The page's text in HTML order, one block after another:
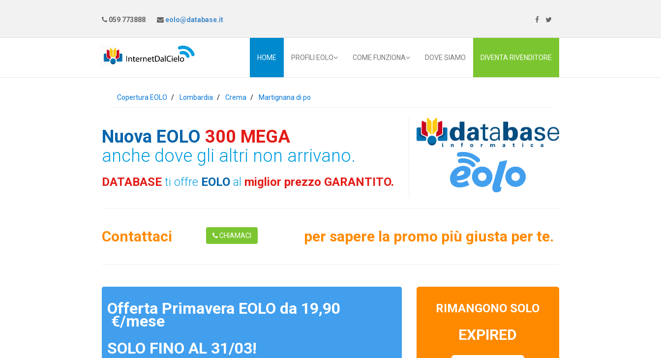
059 773888 eolo@database.it
HOME PROFILI EOLO COME FUNZIONA DOVE SIAMO DIVENTA RIVENDITORE
Copertura EOLO Lombardia Crema Martignana di po
Nuova EOLO 300 MEGA
anche dove gli altri non arrivano.
DATABASE ti offre EOLO al miglior prezzo GARANTITO.
Contattaci CHIAMACI per sapere la promo più giusta per te.
Offerta Primavera EOLO da 19,90
€/mese
SOLO FINO AL 31/03!
RIMANGONO SOLO
EXPIRED